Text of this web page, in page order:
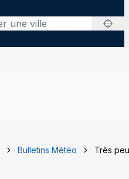
Bulletins Météo Très